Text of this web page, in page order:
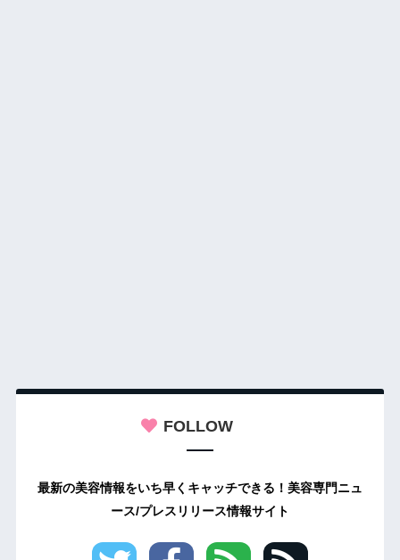
FOLLOW
最新の美容情報をいち早くキャッチできる！美容専門ニュ
ース/プレスリリース情報サイト